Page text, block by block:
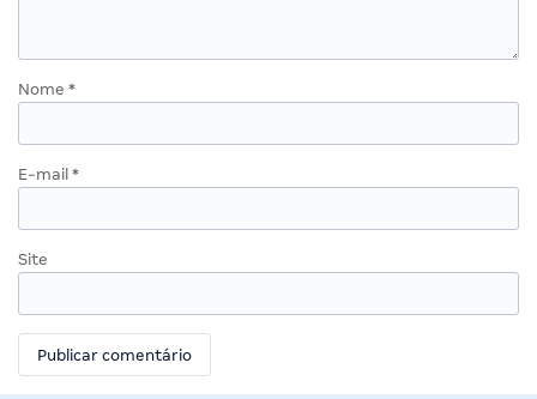
Nome *
E-mail *
Site